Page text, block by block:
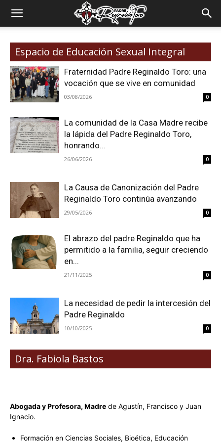
Padre
Reginaldo
Toro
Espacio de Educación Sexual Integral
Fraternidad Padre Reginaldo Toro: una
vocación que se vive en comunidad
03/08/2026 0
La comunidad de la Casa Madre recibe
la lápida del Padre Reginaldo Toro,
honrando...
26/06/2026 0
La Causa de Canonización del Padre
Reginaldo Toro continúa avanzando
29/05/2026 0
El abrazo del padre Reginaldo que ha
permitido a la familia, seguir creciendo
en...
21/11/2025 0
La necesidad de pedir la intercesión del
Padre Reginaldo
10/10/2025 0
Dra. Fabiola Bastos
Abogada y Profesora, Madre de Agustín, Francisco y Juan
Ignacio.
Formación en Ciencias Sociales, Bioética, Educación